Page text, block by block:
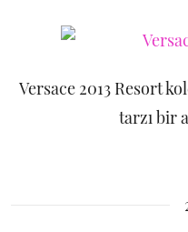
Versace 2013 Resort
tarzı bir